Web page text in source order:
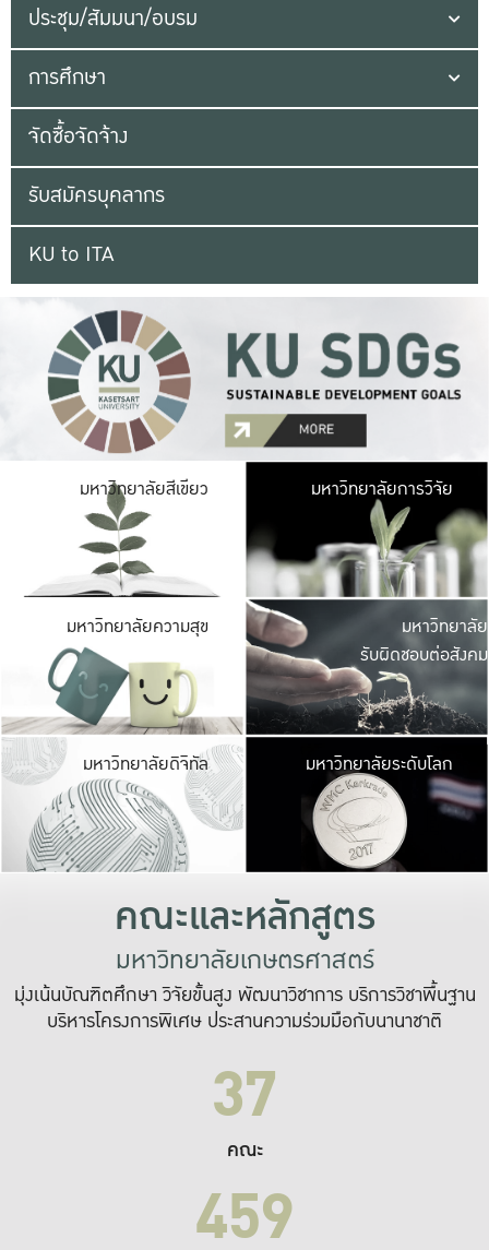
ประชุม/สัมมนา/อบรม
การศึกษา
จัดซื้อจัดจ้าง
รับสมัครบุคลากร
KU to ITA
มหาวิทยาลัยสีเขียว มหาวิ
มีพื้นที่เขียวสดใส
เป็นป่าในเมือง เกษต
มหาวิทยาลัยการวิจัย
มหาวิทยาลัยความสุข มหาวิ
ค
เปิดประ
และพบเรื่องราวใ
มหาวิทยาลัย
รับผิดชอบต่อสังคม
มหาวิทยาลัยดิจิทัล มหาวิ
เปลี่ยนแปลง แล
เพื่อทำง
ระบบสารสนเทศ
มหาวิทยาลัยระดับโลก
คณะและหลักสูตร
มหาวิทยาลัยเกษตรศาสตร์
มุ่งเน้นบัณฑิตศึกษา วิจัยขั้นสูง พัฒนาวิชาการ บริการวิชาพื้นฐาน
บริหารโครงการพิเศษ ประสานความร่วมมือกับนานาชาติ
37
คณะ
459